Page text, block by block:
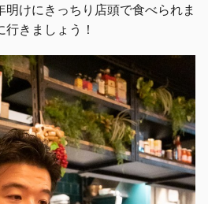
けにきっちり店頭で食べられま
きましょう！